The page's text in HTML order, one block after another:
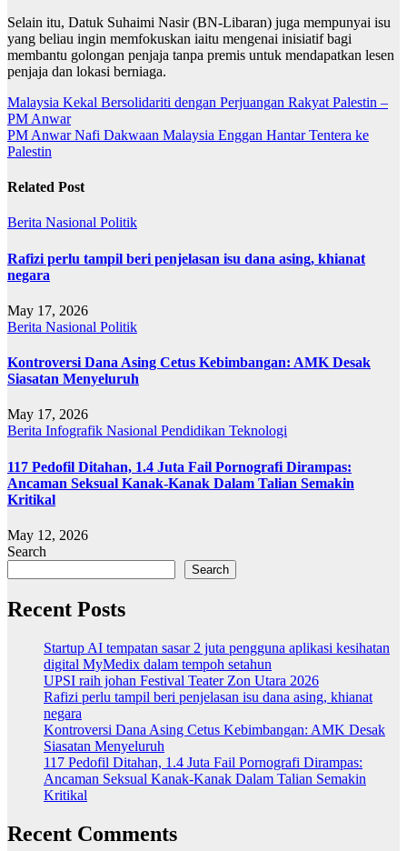
Selain itu, Datuk Suhaimi Nasir (BN-Libaran) juga mempunyai isu
yang beliau ingin memfokuskan iaitu mengenai inisiatif bagi
membantu golongan penjaja tanpa premis untuk mendapatkan lesen
penjaja dan lokasi berniaga.
Post
navigation
Malaysia Kekal Bersolidariti dengan Perjuangan Rakyat Palestin –
PM Anwar
PM Anwar Nafi Dakwaan Malaysia Enggan Hantar Tentera ke
Palestin
Related Post
Berita Nasional Politik
Rafizi perlu tampil beri penjelasan isu dana asing, khianat
negara
May 17, 2026
Berita Nasional Politik
Kontroversi Dana Asing Cetus Kebimbangan: AMK Desak
Siasatan Menyeluruh
May 17, 2026
Berita Infografik Nasional Pendidikan Teknologi
117 Pedofil Ditahan, 1.4 Juta Fail Pornografi Dirampas:
Ancaman Seksual Kanak-Kanak Dalam Talian Semakin
Kritikal
May 12, 2026
Search
Search
Recent Posts
Startup AI tempatan sasar 2 juta pengguna aplikasi kesihatan
digital MyMedix dalam tempoh setahun
UPSI raih johan Festival Teater Zon Utara 2026
Rafizi perlu tampil beri penjelasan isu dana asing, khianat
negara
Kontroversi Dana Asing Cetus Kebimbangan: AMK Desak
Siasatan Menyeluruh
117 Pedofil Ditahan, 1.4 Juta Fail Pornografi Dirampas:
Ancaman Seksual Kanak-Kanak Dalam Talian Semakin
Kritikal
Recent Comments